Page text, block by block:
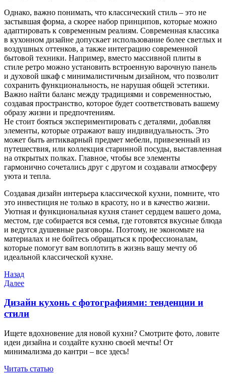
Однако, важно понимать, что классический стиль – это не
застывшая форма, а скорее набор принципов, которые можно
адаптировать к современным реалиям. Современная классика
в кухонном дизайне допускает использование более светлых и
воздушных оттенков, а также интеграцию современной
бытовой техники. Например, вместо массивной плиты в
стиле ретро можно установить встроенную варочную панель
и духовой шкаф с минималистичным дизайном, что позволит
сохранить функциональность, не нарушая общей эстетики.
Важно найти баланс между традициями и современностью,
создавая пространство, которое будет соответствовать вашему
образу жизни и предпочтениям.
Не стоит бояться экспериментировать с деталями, добавляя
элементы, которые отражают вашу индивидуальность. Это
может быть антикварный предмет мебели, привезенный из
путешествия, или коллекция старинной посуды, выставленная
на открытых полках. Главное, чтобы все элементы
гармонично сочетались друг с другом и создавали атмосферу
уюта и тепла.
Создавая дизайн интерьера классической кухни, помните, что
это инвестиция не только в красоту, но и в качество жизни.
Уютная и функциональная кухня станет сердцем вашего дома,
местом, где собирается вся семья, где готовятся вкусные блюда
и ведутся душевные разговоры. Поэтому, не экономьте на
материалах и не бойтесь обращаться к профессионалам,
которые помогут вам воплотить в жизнь вашу мечту об
идеальной классической кухне.
Навигация
по
записям
Предыдущая
запись
Назад
Следующая
Далее
Дизайн кухонь с фотографиями: тенденции и
стили
Ищете вдохновение для новой кухни? Смотрите фото, ловите
идеи дизайна и создайте кухню своей мечты! От
минимализма до кантри – все здесь!
Читать статью